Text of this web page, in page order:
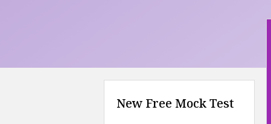
New Free Mock Test